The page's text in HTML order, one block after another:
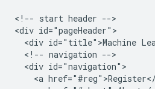
<!-- start header -->
<div id="pageHeader">
<div id="title">Machine
  <!-- navigation -->
  <div id="navigation">
<a